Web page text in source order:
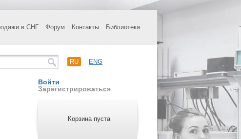
в СНГ Форум Контакты Библиотека
RU ENG
Войти
Зарегистрироваться
Корзина пуста